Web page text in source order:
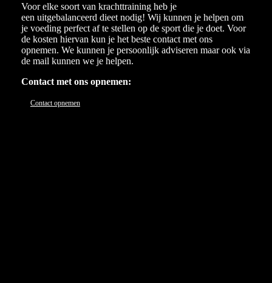
Voor elke soort van krachttraining heb je
een uitgebalanceerd dieet nodig! Wij kunnen je helpen om
je voeding perfect af te stellen op de sport die je doet. Voor
de kosten hiervan kun je het beste contact met ons
opnemen. We kunnen je persoonlijk adviseren maar ook via
de mail kunnen we je helpen.
Contact met ons opnemen:
Contact opnemen